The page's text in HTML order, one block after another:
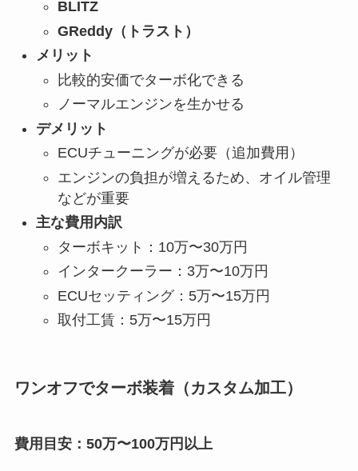
BLITZ
GReddy（トラスト）
メリット
比較的安価でターボ化できる
ノーマルエンジンを生かせる
デメリット
ECUチューニングが必要（追加費用）
エンジンの負担が増えるため、オイル管理
などが重要
主な費用内訳
ターボキット：10万〜30万円
インタークーラー：3万〜10万円
ECUセッティング：5万〜15万円
取付工賃：5万〜15万円
ワンオフでターボ装着（カスタム加工）
費用目安：50万〜100万円以上